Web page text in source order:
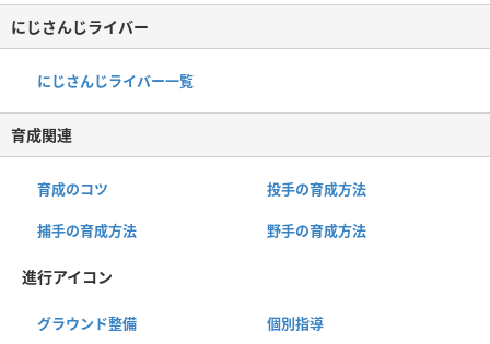
にじさんじライバー
にじさんじライバー一覧
育成関連
育成のコツ 投手の育成方法
捕手の育成方法 野手の育成方法
進行アイコン
グラウンド整備 個別指導